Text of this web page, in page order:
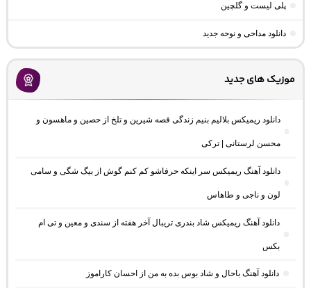
پلی لیست و گلچین
دانلود مداحی و نوحه جدید
موزیک های جدید
دانلود ریمیکس بلالیم بنیم زندگی قصه شیرین و تلخ از حصین و ماهسون و
محسن لرستانی | ترکی
دانلود آهنگ ریمیکس سر اینکه حرفاشو کم کنم گوش از بیگ شگی و سامی
لون و ناجی و طاهاس
دانلود آهنگ ریمیکس شاد بندری تریبال آخر هفته از سندی و معین و تی ام
بکس
دانلود آهنگ باحال و شاد بوس بده به من از احسان کاراموز